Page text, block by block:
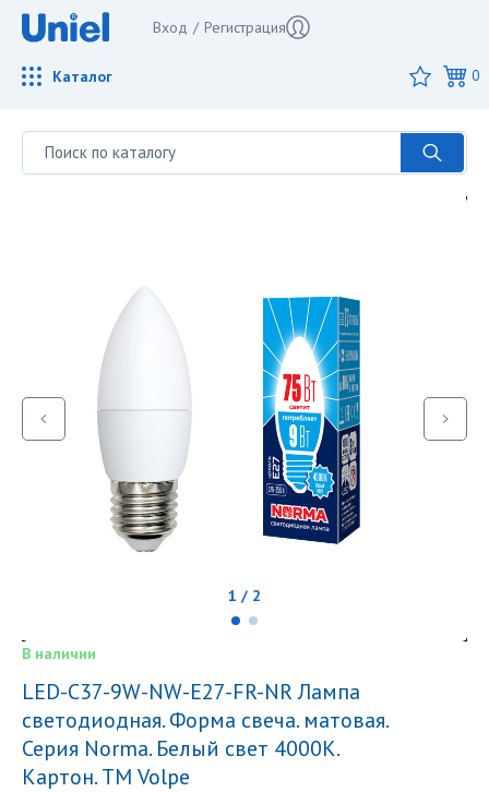
Вход / Регистрация
Каталог 0
1 / 2
В наличии
LED-C37-9W-NW-E27-FR-NR Лампа
светодиодная. Форма свеча. матовая.
Серия Norma. Белый свет 4000K.
Картон. ТМ Volpe